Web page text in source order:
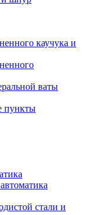
каучука и
ваты
пункты
стали и